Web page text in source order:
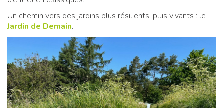
Un chemin vers des jardins plus résilients, plus vivants : le
Jardin de Demain.